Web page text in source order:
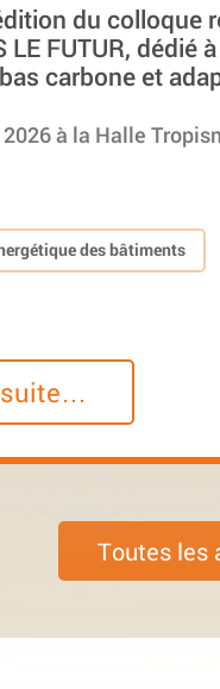
du colloque
LE FUTUR, dédié
carbone et
à la Halle
des bâtiments
suite…
Toutes les